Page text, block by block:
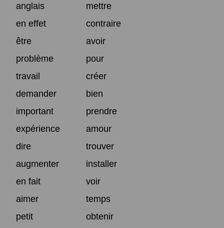
anglais
mettre
en effet
contraire
être
avoir
problème
pour
travail
créer
demander
bien
important
prendre
expérience
amour
dire
trouver
augmenter
installer
en fait
voir
aimer
temps
petit
obtenir